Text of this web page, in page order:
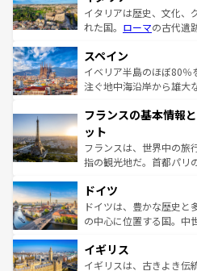
イタリアは歴史、文化、
れた国。 ローマの古代遺
ろん、トスカーナの美し
景など、自然景観も見逃
ピザやパスタなど、絶品
ませてくれるイタリアで
なお、新着のイタリア情報
しい。
スペイン
イベリア半島のほぼ80％
注ぐ地中海沿岸から雄大
文化が根付くこの国では
れる闘牛、そして美味し
る。首都マドリードの洗
アートに溢れた街角から
せる。地方によって風土
ンテンツ一覧を参照して
フランスの基本情報
ット
フランスは、世界中の旅
指の観光地だ。首都パリ
で、幅広い魅力が詰まっ
聖堂、美しいビーチ、そ
から魅了する。また、フ
いる。シャンパンの発祥
香り高いラベンダー畑な
ドイツ
ドイツは、豊かな歴史と
の中心に位置する国。中
顔を持つこの国は、どこ
ルリンの文化的活気、バ
イギリス
イギリスは、古きよき伝